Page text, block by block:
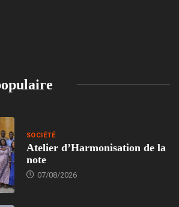
SOCIÉTÉ
Atelier d’Harmonisation de la
note
07/08/2026